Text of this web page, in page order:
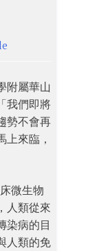
附屬華山
我們即將
勢不會再
來臨，
微生物
人類從來
染病的目
人類的免